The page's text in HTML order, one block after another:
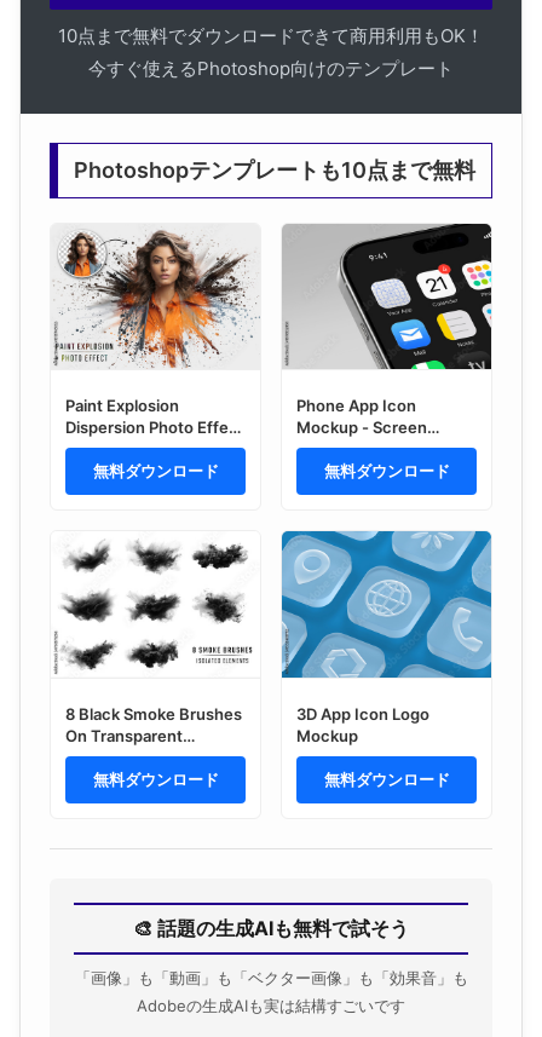
10点まで無料でダウンロードできて商用利用もOK！
今すぐ使えるPhotoshop向けのテンプレート
Photoshopテンプレートも10点まで無料
Paint Explosion
Dispersion Photo Effect
Mockup
無料ダウンロード
Phone App Icon
Mockup - Screen
Perspective
無料ダウンロード
8 Black Smoke Brushes
On Transparent
Background.
Generative ai
無料ダウンロード
3D App Icon Logo
Mockup
無料ダウンロード
🎨 話題の生成AIも無料で試そう
「画像」も「動画」も「ベクター画像」も「効果音」も
Adobeの生成AIも実は結構すごいです